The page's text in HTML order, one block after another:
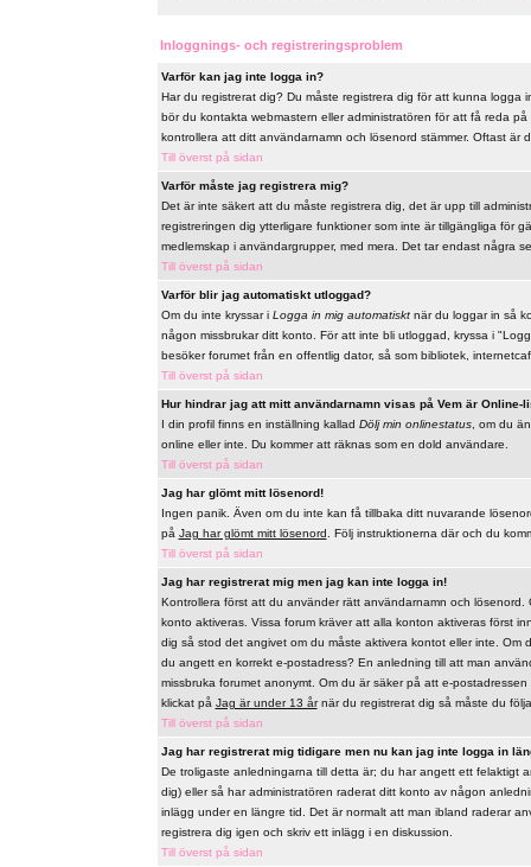
Inloggnings- och registreringsproblem
Varför kan jag inte logga in?
Har du registrerat dig? Du måste registrera dig för att kunna
bör du kontakta webmastern eller administratören för att få reda
kontrollera att ditt användarnamn och lösenord stämmer. Oftast är
Till överst på sidan
Varför måste jag registrera mig?
Det är inte säkert att du måste registrera dig, det är upp till
registreringen dig ytterligare funktioner som inte är tillgängliga för
medlemskap i användargrupper, med mera. Det tar endast några
Till överst på sidan
Varför blir jag automatiskt utloggad?
Om du inte kryssar i Logga in mig automatisktnär du loggar in så
någon missbrukar ditt konto. För att inte bli utloggad, kryssa i
besöker forumet från en offentlig dator, så som bibliotek,
Till överst på sidan
Hur hindrar jag att mitt användarnamn visas på Vem är Online-
I din profil finns en inställning kallad Dölj min onlinestatus, om du
online eller inte. Du kommer att räknas som en dold användare.
Till överst på sidan
Jag har glömt mitt lösenord!
Ingen panik. Även om du inte kan få tillbaka ditt nuvarande
på Jag har glömt mitt lösenord . Följ instruktionerna där och du
Till överst på sidan
Jag har registrerat mig men jag kan inte logga in!
Kontrollera först att du använder rätt användarnamn och
konto aktiveras. Vissa forum kräver att alla konton aktiveras först
dig så stod det angivet om du måste aktivera kontot eller inte.
du angett en korrekt e-postadress? En anledning till att man
missbruka forumet anonymt. Om du är säker på att e-
klickat på Jag är under 13 årnär du registrerat dig så måste du
Till överst på sidan
Jag har registrerat mig tidigare men nu kan jag inte logga in
De troligaste anledningarna till detta är; du har angett ett felaktigt
dig) eller så har administratören raderat ditt konto av någon
inlägg under en längre tid. Det är normalt att man ibland raderar
registrera dig igen och skriv ett inlägg i en diskussion.
Till överst på sidan